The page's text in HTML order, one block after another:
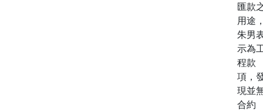
匯款
用途
朱男
示為
程款
項，
現並
合約